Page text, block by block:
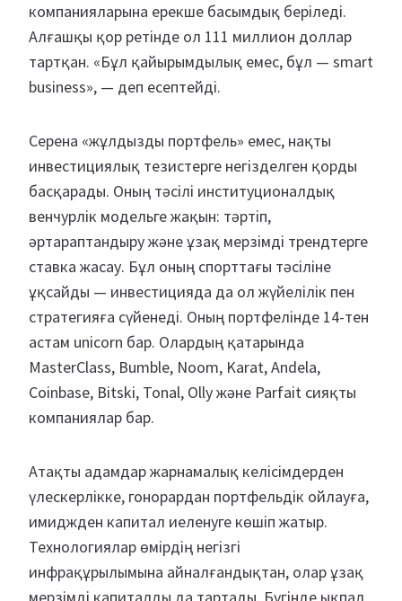
компанияларына ерекше басымдық беріледі.
Алғашқы қор ретінде ол 111 миллион доллар
тартқан. «Бұл қайырымдылық емес, бұл — smart
business», — деп есептейді.
Серена «жұлдызды портфель» емес, нақты
инвестициялық тезистерге негізделген қорды
басқарады. Оның тәсілі институционалдық
венчурлік модельге жақын: тәртіп,
әртараптандыру және ұзақ мерзімді трендтерге
ставка жасау. Бұл оның спорттағы тәсіліне
ұқсайды — инвестицияда да ол жүйелілік пен
стратегияға сүйенеді. Оның портфелінде 14-тен
астам unicorn бар. Олардың қатарында
MasterClass, Bumble, Noom, Karat, Andela,
Coinbase, Bitski, Tonal, Olly және Parfait сияқты
компаниялар бар.
Атақты адамдар жарнамалық келісімдерден
үлескерлікке, гонорардан портфельдік ойлауға,
имиджден капитал иеленуге көшіп жатыр.
Технологиялар өмірдің негізгі
инфрақұрылымына айналғандықтан, олар ұзақ